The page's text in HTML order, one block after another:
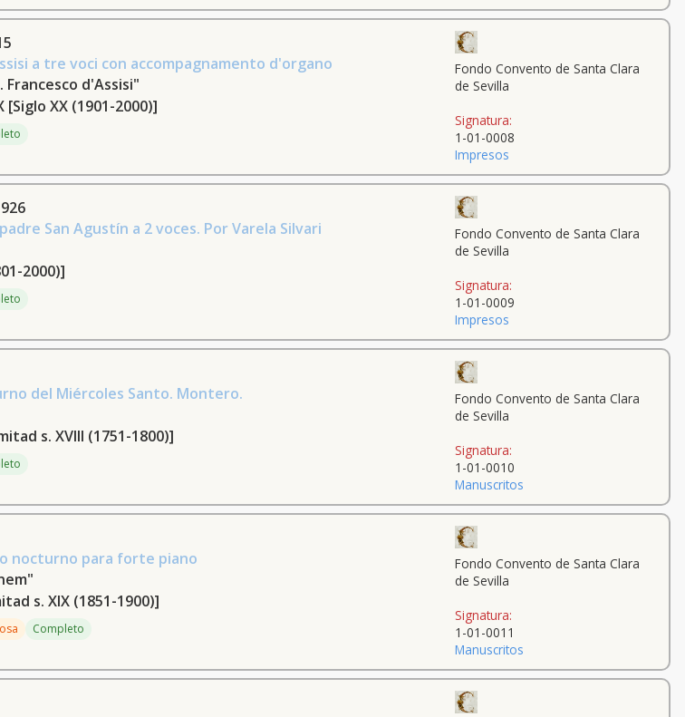
a tre voci con accompagnamento d'organo
d'Assisi"
[Siglo XX (1901-2000)]
Fondo Convento de Santa Clara
de Sevilla
Signatura:
1-01-0008
Impresos
San Agustín a 2 voces. Por Varela Silvari
2000)]
Fondo Convento de Santa Clara
de Sevilla
Signatura:
1-01-0009
Impresos
del Miércoles Santo. Montero.
s. XVIII (1751-1800)]
Fondo Convento de Santa Clara
de Sevilla
Signatura:
1-01-0010
Manuscritos
nocturno para forte piano
s. XIX (1851-1900)]
Completo
Fondo Convento de Santa Clara
de Sevilla
Signatura:
1-01-0011
Manuscritos